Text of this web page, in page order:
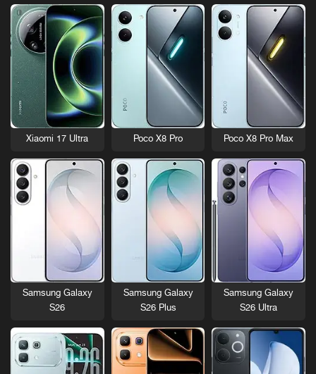
Poco X8 Pro Max
Poco X8 Pro
Xiaomi 17 Ultra
Samsung Galaxy
S26 Ultra
Samsung Galaxy
S26 Plus
Samsung Galaxy
S26